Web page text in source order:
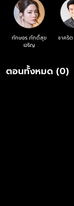
ทักษอร ภักดิ์สุข
เจริญ
ชาคริ
ตอนทั้งหมด (0)